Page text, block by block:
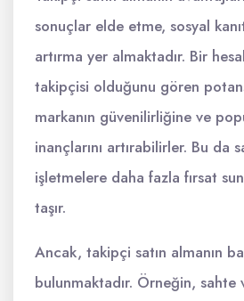
sonuçlar elde etme, sosyal
artırma yer almaktadır. Bir
takipçisi olduğunu gören
markanın güvenilirliğine ve
inançlarını artırabilirler. Bu da
işletmelere daha fazla fırsat
taşır.
Ancak, takipçi satın almanın
bulunmaktadır. Örneğin, sahte